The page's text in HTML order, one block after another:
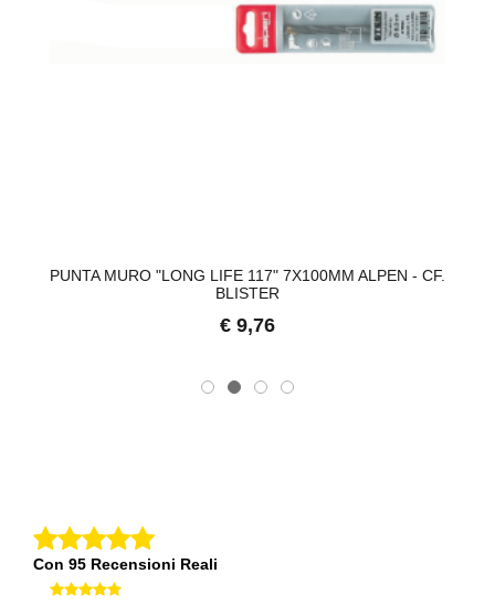
PUNTA MURO "LONG LIFE 117" 7X100MM ALPEN - CF.
BLISTER
€ 9,76
Con 95 Recensioni Reali